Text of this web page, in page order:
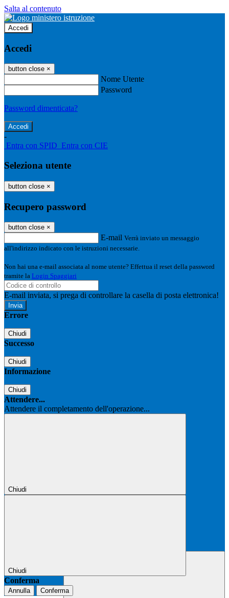
Salta al contenuto
Accedi
Accedi
button close ×
Nome Utente
Password
Password dimenticata?
-
Entra con SPID Entra con CIE
Seleziona utente
button close ×
Recupero password
button close ×
E-mail Verrà inviato un messaggio
all'indirizzo indicato con le istruzioni necessarie.
Non hai una e-mail associata al nome utente? Effettua il reset della password
tramite la Login Spaggiari
E-mail inviata, si prega di controllare la casella di posta elettronica!
Errore
Chiudi
Successo
Chiudi
Informazione
Chiudi
Attendere...
Attendere il completamento dell'operazione...
Chiudi
Chiudi
Conferma
Annulla Conferma